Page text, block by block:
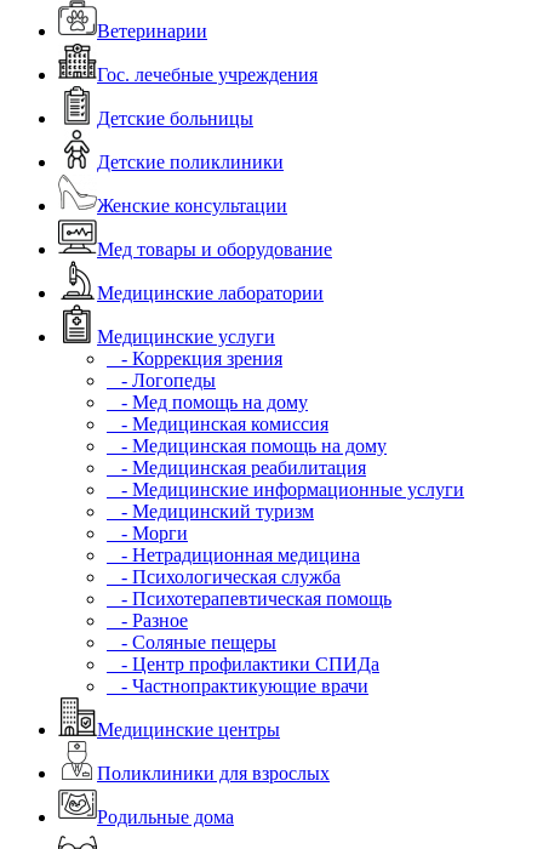
Ветеринарии
Гос. лечебные учреждения
Детские больницы
Детские поликлиники
Женские консультации
Мед товары и оборудование
Медицинские лаборатории
Медицинские услуги
- Коррекция зрения
- Логопеды
- Мед помощь на дому
- Медицинская комиссия
- Медицинская помощь на дому
- Медицинская реабилитация
- Медицинские информационные услуги
- Медицинский туризм
- Морги
- Нетрадиционная медицина
- Психологическая служба
- Психотерапевтическая помощь
- Разное
- Соляные пещеры
- Центр профилактики СПИДа
- Частнопрактикующие врачи
Медицинские центры
Поликлиники для взрослых
Родильные дома